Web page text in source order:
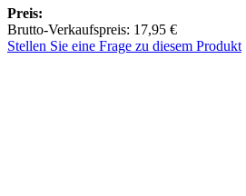
Preis:
Brutto-Verkaufspreis: 17,95 €
Stellen Sie eine Frage zu diesem Produkt